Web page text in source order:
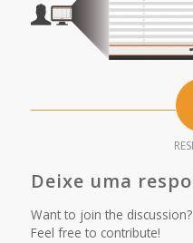
Deixe uma
Want to join the discussion?
Feel free to contribute!